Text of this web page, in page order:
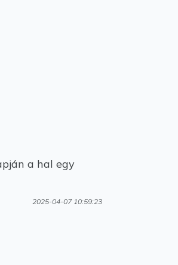
a hal egy
2025-04-07 10:59:23